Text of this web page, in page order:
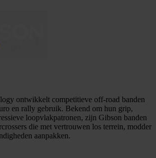
ontwikkelt competitieve off-road banden
en rally gebruik. Bekend om hun grip,
loopvlakpatronen, zijn Gibson banden
die met vertrouwen los terrein, modder
aanpakken.